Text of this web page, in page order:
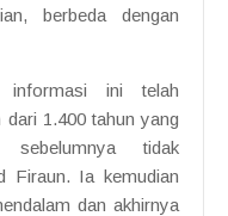
berbeda dengan
informasi ini telah
1.400 tahun yang
tidak
Firaun. Ia kemudian
dan akhirnya